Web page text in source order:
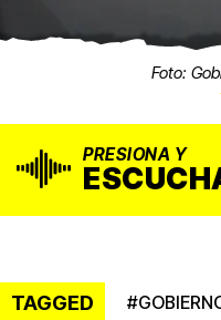
Foto:
PRESIONA Y
TAGGED #